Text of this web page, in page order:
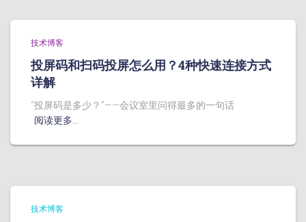
技术博客
投屏码和扫码投屏怎么用？4种快速连接方式
详解
“投屏码是多少？”——会议室里问得最多的一句话
阅读更多…
技术博客